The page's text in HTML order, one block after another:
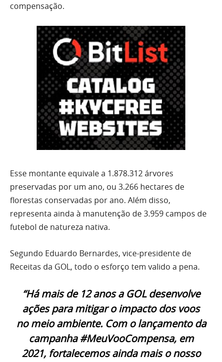
compensação.
Esse montante equivale a 1.878.312 árvores
preservadas por um ano, ou 3.266 hectares de
florestas conservadas por ano. Além disso,
representa ainda à manutenção de 3.959 campos de
futebol de natureza nativa.
Segundo Eduardo Bernardes, vice-presidente de
Receitas da GOL, todo o esforço tem valido a pena.
“Há mais de 12 anos a GOL desenvolve
ações para mitigar o impacto dos voos
no meio ambiente. Com o lançamento da
campanha #MeuVooCompensa, em
2021, fortalecemos ainda mais o nosso